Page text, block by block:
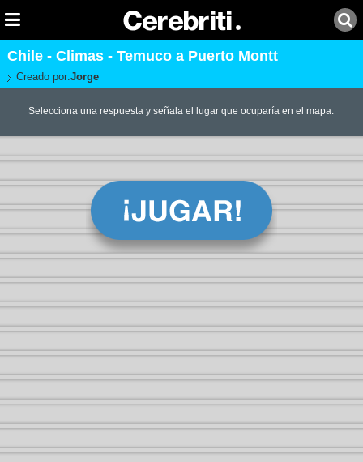
Chile - Climas - Temuco a Puerto Montt
Creado por:Jorge
Selecciona una respuesta y señala el lugar que ocuparía en el mapa.